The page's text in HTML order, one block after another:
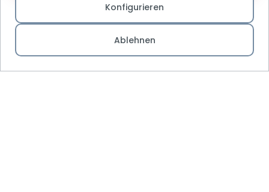
Ablehnen
Konfigurieren